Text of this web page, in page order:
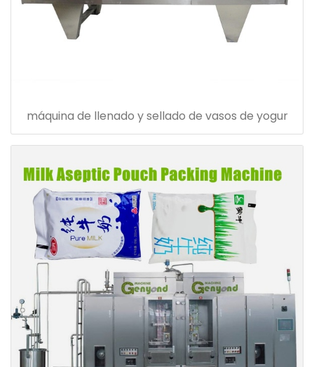
máquina de llenado y sellado de vasos de yogur